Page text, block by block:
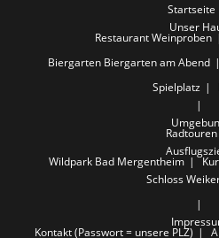
Startseite
Unser
Restaurant Weinproben
Biergarten Biergarten am Abend
Spielplatz
Radtouren
Wildpark Bad Mergentheim
Schloss
Kontakt (Passwort = unsere PLZ)